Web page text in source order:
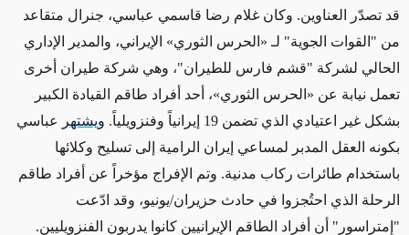
قد تصدّر العناوين. وكان غلام رضا قاسمي عباسي، جنرال متقاعد
من "القوات الجوية" لـ « الحرس الثوري» الإيراني، والمدير الإداري
الحالي لشركة "قشم فارس للطيران"، وهي شركة طيران أخرى
تعمل نيابة عن « الحرس الثوري»، أحد أفراد طاقم القيادة الكبير
بشكل غير اعتيادي الذي تضمن 19 إيرانياً وفنزويلياً.
ويشتهر
عباسي
بكونه العقل المدبر لمساعي إيران الرامية إلى تسليح وكلائها
باستخدام طائرات ركاب مدنية. وتم الإفراج مؤخراً عن أفراد طاقم
الرحلة الذي احتُجزوا في حادث حزيران/يونيو، وقد ادّعت
"إمتراسور" أن أفراد الطاقم الإيرانيين كانوا يدربون الفنزويليين.